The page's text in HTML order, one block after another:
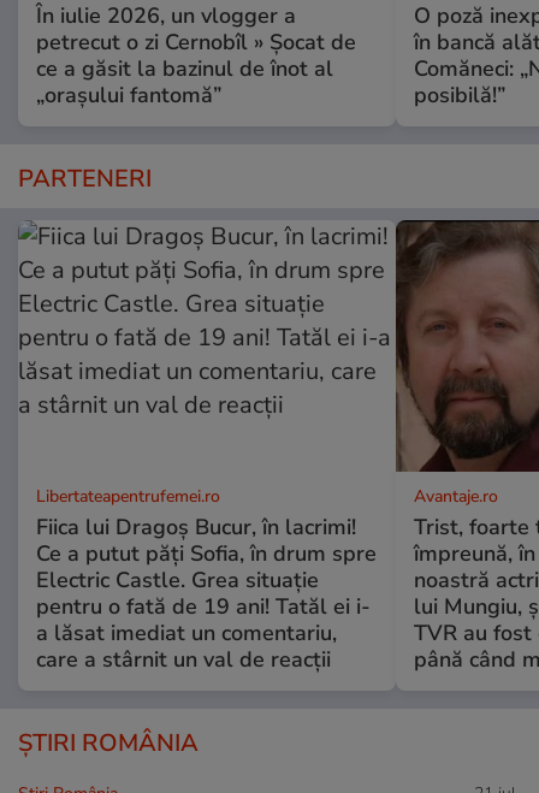
În iulie 2026, un vlogger a
petrecut o zi Cernobîl » Șocat de
ce a găsit la bazinul de înot al
„orașului fantomă”
O poză
în bancă
Comăneci:
posibilă!”
PARTENERI
Libertateapentrufemei.ro
Fiica lui Dragoș Bucur, în lacrimi!
Ce a putut păți Sofia, în drum spre
Electric Castle. Grea situație
pentru o fată de 19 ani! Tatăl ei i-
a lăsat imediat un comentariu,
care a stârnit un val de reacții
Avantaje.ro
Trist, foarte
împreună,
noastră
lui Mungiu,
TVR au
până când
ȘTIRI ROMÂNIA